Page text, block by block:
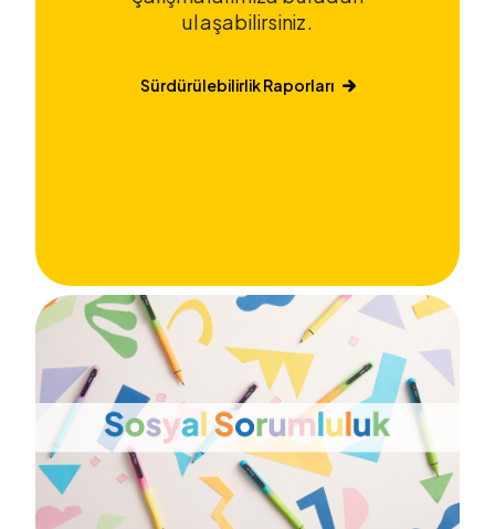
ulaşabilirsiniz.
Sürdürülebilirlik Raporları